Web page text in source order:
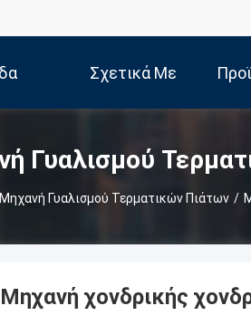
Σχετικά Με
Εμάς
Γυαλισμού
Μηχανή Γυαλισμού Τερματικών Πιάτων /
Μηχανή χονδρικής